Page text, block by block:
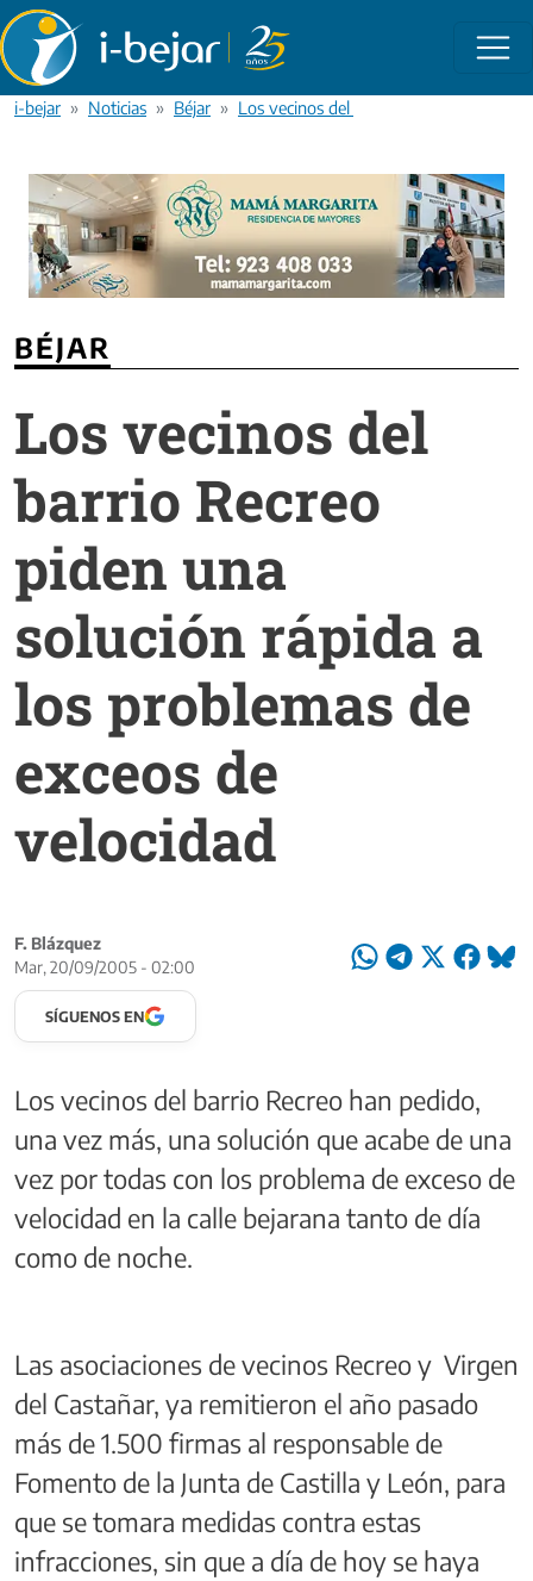
Pasar al contenido principal
i-bejar Noticias Béjar Los vecinos del barrio Recreo piden
BÉJAR
Los vecinos del
barrio Recreo
piden una
solución rápida a
los problemas de
exceos de
velocidad
F. Blázquez
Mar, 20/09/2005 - 02:00
SÍGUENOS EN
Los vecinos del barrio Recreo han pedido,
una vez más, una solución que acabe de una
vez por todas con los problema de exceso de
velocidad en la calle bejarana tanto de día
como de noche.
Las asociaciones de vecinos Recreo y Virgen
del Castañar, ya remitieron el año pasado
más de 1.500 firmas al responsable de
Fomento de la Junta de Castilla y León, para
que se tomara medidas contra estas
infracciones, sin que a día de hoy se haya